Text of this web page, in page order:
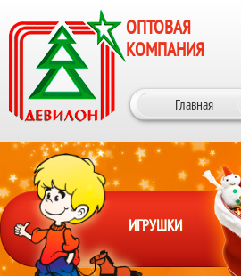
Перейти к основному содержанию
ОПТОВАЯ
КОМПАНИЯ
Главная
ИГРУШКИ